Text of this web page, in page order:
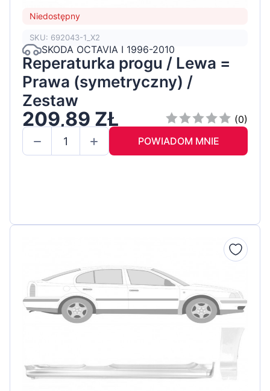
Niedostępny
SKU: 692043-1_X2
SKODA OCTAVIA I 1996-2010
Reperaturka progu / Lewa =
Prawa (symetryczny) /
Zestaw
209,89 ZŁ
(0)
POWIADOM MNIE